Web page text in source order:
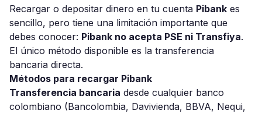
Recargar o depositar dinero en tu cuenta Pibank es
sencillo, pero tiene una limitación importante que
debes conocer: Pibank no acepta PSE ni Transfiya.
El único método disponible es la transferencia
bancaria directa.
Métodos para recargar Pibank
Transferencia bancaria desde cualquier banco
colombiano (Bancolombia, Davivienda, BBVA, Nequi,